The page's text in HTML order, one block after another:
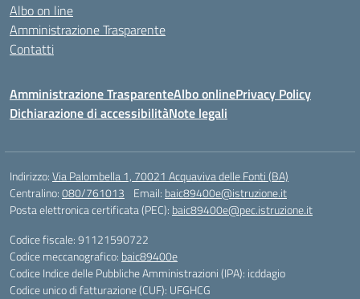
Albo on line
Amministrazione Trasparente
Contatti
Amministrazione TrasparenteAlbo onlinePrivacy Policy
Dichiarazione di accessibilitàNote legali
Indirizzo:Via Palombella 1, 70021 Acquaviva delle Fonti (BA)
Centralino:080/761013 Email: baic89400e@istruzione.it
Posta elettronica certificata (PEC): baic89400e@pec.istruzione.it
Codice fiscale: 91121590722
Codice meccanografico: baic89400e
Codice Indice delle Pubbliche Amministrazioni (IPA): icddagio
Codice unico di fatturazione (CUF): UFGHCG